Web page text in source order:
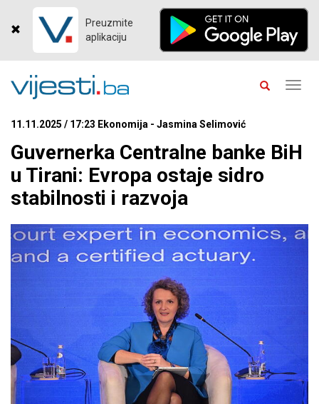
Preuzmite
aplikaciju
11.11.2025 / 17:23 Ekonomija - Jasmina Selimović
Guvernerka Centralne banke BiH
u Tirani: Evropa ostaje sidro
stabilnosti i razvoja